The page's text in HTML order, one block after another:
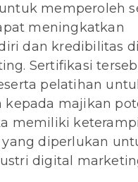
memperoleh
meningkatkan
dan kredibilitas
Sertifikasi
pelatihan
majikan
memiliki
diperlukan
digital